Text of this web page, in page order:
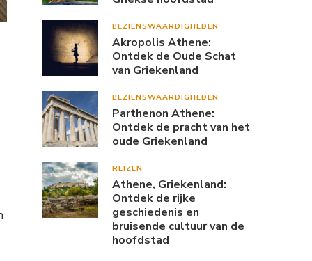
BEZIENSWAARDIGHEDEN
Akropolis Athene:
Ontdek de Oude Schat
van Griekenland
BEZIENSWAARDIGHEDEN
Parthenon Athene:
Ontdek de pracht van het
oude Griekenland
REIZEN
Athene, Griekenland:
Ontdek de rijke
geschiedenis en
bruisende cultuur van de
hoofdstad